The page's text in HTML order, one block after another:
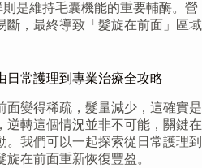
是維持毛囊機能的重要輔酶。營
斷，最終導致「髮旋在前面」區域
日常護理到專業治療全攻略
面變得稀疏，髮量減少，這確實是
逆轉這個情況並非不可能，關鍵在
我們可以一起探索從日常護理到
在前面重新恢復豐盈。